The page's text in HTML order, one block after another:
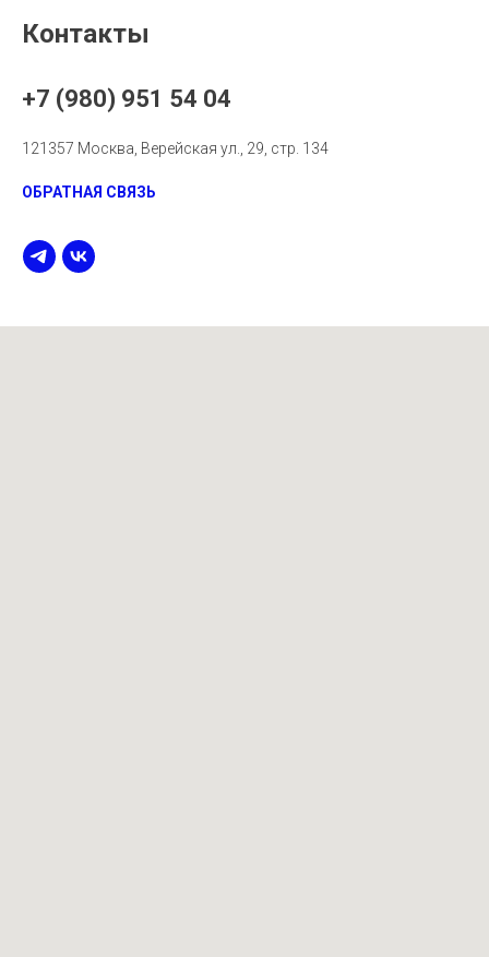
Контакты
+7 (980) 951 54 04
121357 Москва, Верейская ул., 29, стр. 134
ОБРАТНАЯ СВЯЗЬ